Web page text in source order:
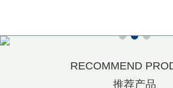
RECOMMEND
推荐产品